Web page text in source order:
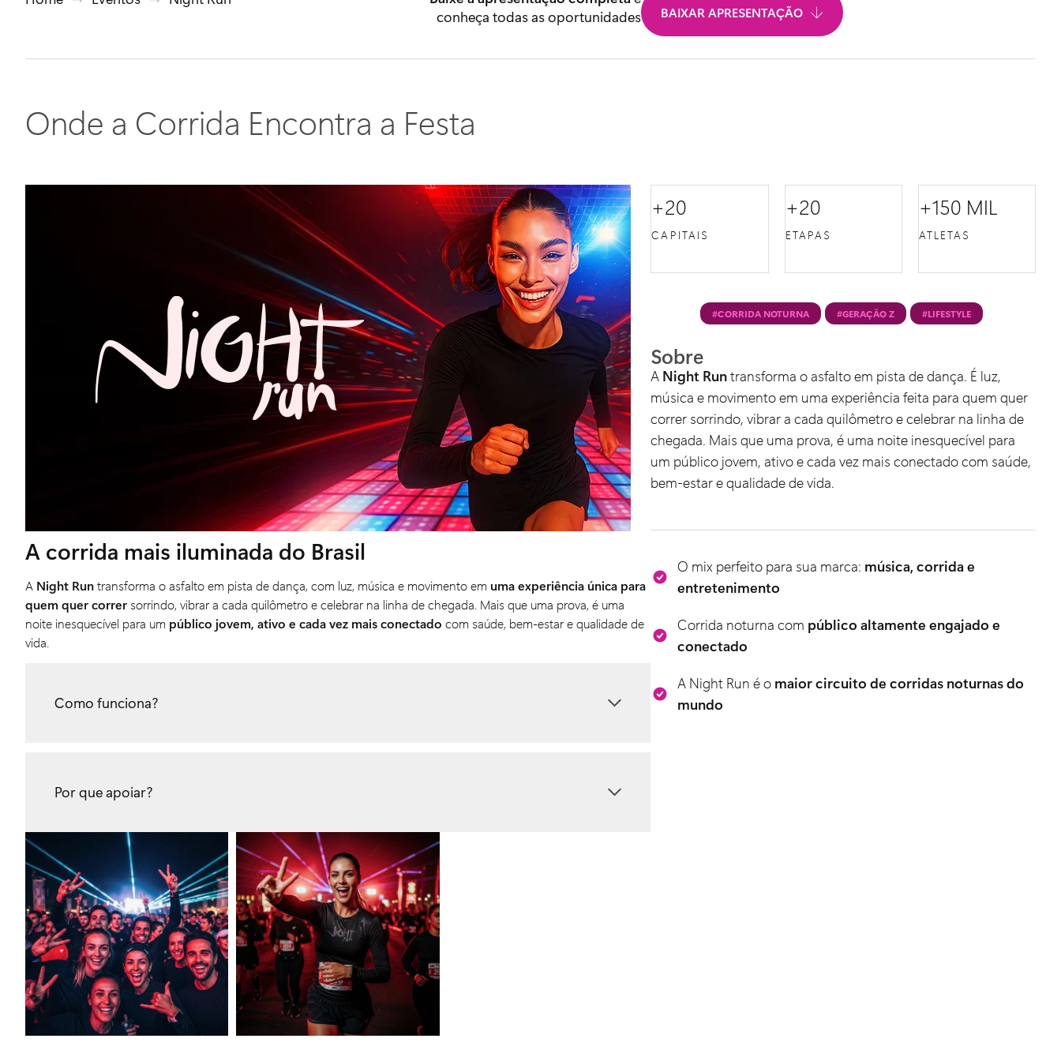
conheça todas as oportunidades
BAIXAR APRESENTAÇÃO
Onde a Corrida Encontra a Festa
+20
CAPITAIS
+20
ETAPAS
+150 MIL
ATLETAS
#CORRIDA NOTURNA #GERAÇÃO Z #LIFESTYLE
Sobre
A Night Runtransforma o asfalto em pista de dança. É luz,
música e movimento em uma experiência feita para quem quer
correr sorrindo, vibrar a cada quilômetro e celebrar na linha de
chegada. Mais que uma prova, é uma noite inesquecível para
um público jovem, ativo e cada vez mais conectado com saúde,
bem-estar e qualidade de vida.
O mix perfeito para sua marca: música, corrida e
entretenimento
Corrida noturna com público altamente engajado e
conectado
A Night Run é o maior circuito de corridas noturnas do
mundo
A corrida mais iluminada do Brasil
A Night Runtransforma o asfalto em pista de dança, com luz, música e movimento em uma experiência única para
quem quer correr sorrindo, vibrar a cada quilômetro e celebrar na linha de chegada. Mais que uma prova, é uma
noite inesquecível para um público jovem, ativo e cada vez mais conectado com saúde, bem-estar e qualidade de
vida.
Como funciona?
Por que apoiar?